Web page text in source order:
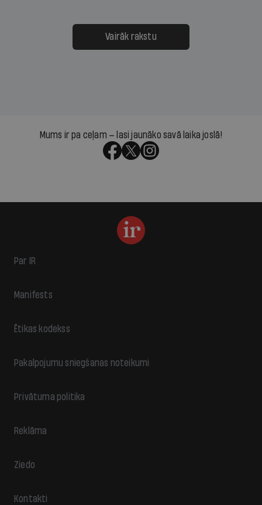
Vairāk rakstu
Mums ir pa ceļam — lasi jaunāko savā laika joslā!
Par IR
Manifests
Ētikas kodekss
Pakalpojumu sniegšanas noteikumi
Privātuma politika
Reklāma
Ziedo
Kontakti